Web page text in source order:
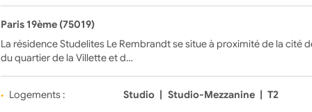
Paris 19ème (75019)
La résidence Studelites Le Rembrandt se situe à proximité de la cité
du quartier de la Villette et d…
Logements : Studio | Studio-Mezzanine | T2